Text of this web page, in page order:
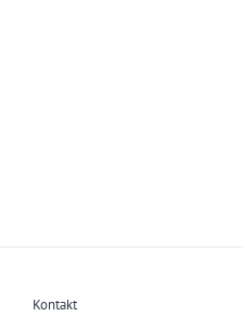
Kontakt